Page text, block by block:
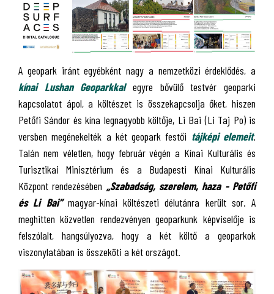
A geopark iránt egyébként nagy a nemzetközi érdeklődés, a
kínai Lushan Geoparkkalegyre bővülő testvér geoparki
kapcsolatot ápol, a költészet is összekapcsolja őket, hiszen
Petőfi Sándor és kína legnagyobb költője, Li Bai (Li Taj Po) is
versben megénekelték a két geopark festői tájképi elemeit.
Talán nem véletlen, hogy február végén a Kínai Kulturális és
Turisztikai Minisztérium és a Budapesti Kínai Kulturális
Központ rendezésében „Szabadság, szerelem, haza - Petőfi
és Li Bai” magyar-kínai költészeti délutánra került sor. A
meghitten közvetlen rendezvényen geoparkunk képviselője is
felszólalt, hangsúlyozva, hogy a két költő a geoparkok
viszonylatában is összeköti a két országot.